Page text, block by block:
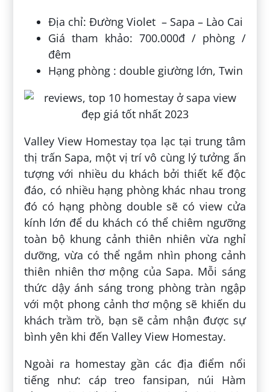
Địa chỉ: Đường Violet – Sapa – Lào Cai
Giá tham khảo: 700.000đ / phòng /
đêm
Hạng phòng : double giường lớn, Twin
Valley View Homestay tọa lạc tại trung tâm
thị trấn Sapa, một vị trí vô cùng lý tưởng ấn
tượng với nhiều du khách bởi thiết kế độc
đáo, có nhiều hạng phòng khác nhau trong
đó có hạng phòng double sẽ có view cửa
kính lớn để du khách có thể chiêm ngưỡng
toàn bộ khung cảnh thiên nhiên vừa nghỉ
dưỡng, vừa có thể ngắm nhìn phong cảnh
thiên nhiên thơ mộng của Sapa. Mỗi sáng
thức dậy ánh sáng trong phòng tràn ngập
với một phong cảnh thơ mộng sẽ khiến du
khách trầm trồ, bạn sẽ cảm nhận được sự
bình yên khi đến Valley View Homestay.
Ngoài ra homestay gần các địa điểm nổi
tiếng như: cáp treo fansipan, núi Hàm